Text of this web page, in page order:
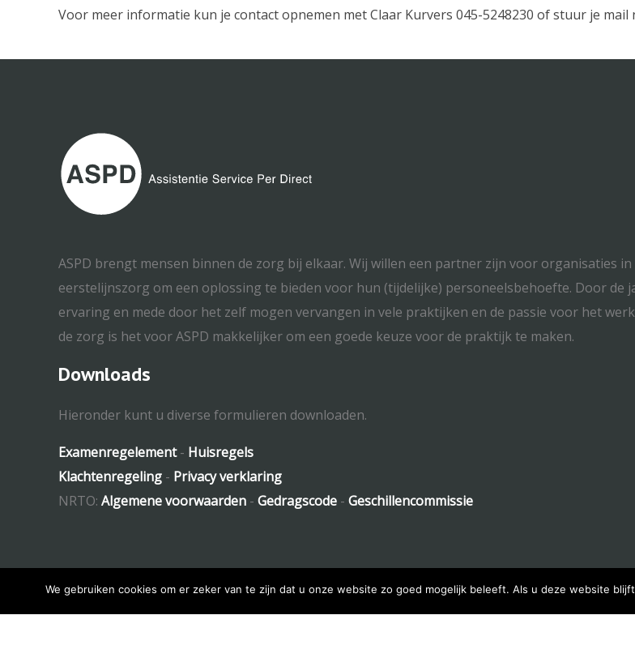
Voor meer informatie kun je contact opnemen met Claar Kurvers 045-5248230 of stuur je mail
ASPD brengt mensen binnen de zorg bij elkaar. Wij willen een partner zijn voor organisaties in
eerstelijnszorg om een oplossing te bieden voor hun (tijdelijke) personeelsbehoefte. Door de
ervaring en mede door het zelf mogen vervangen in vele praktijken en de passie voor het
de zorg is het voor ASPD makkelijker om een goede keuze voor de praktijk te maken.
Downloads
Hieronder kunt u diverse formulieren downloaden.
Examenregelement- Huisregels
Klachtenregeling - Privacy verklaring
NRTO: Algemene voorwaarden - Gedragscode - Geschillencommissie
We gebruiken cookies om er zeker van te zijn dat u onze website zo goed mogelijk beleeft. Als u deze website